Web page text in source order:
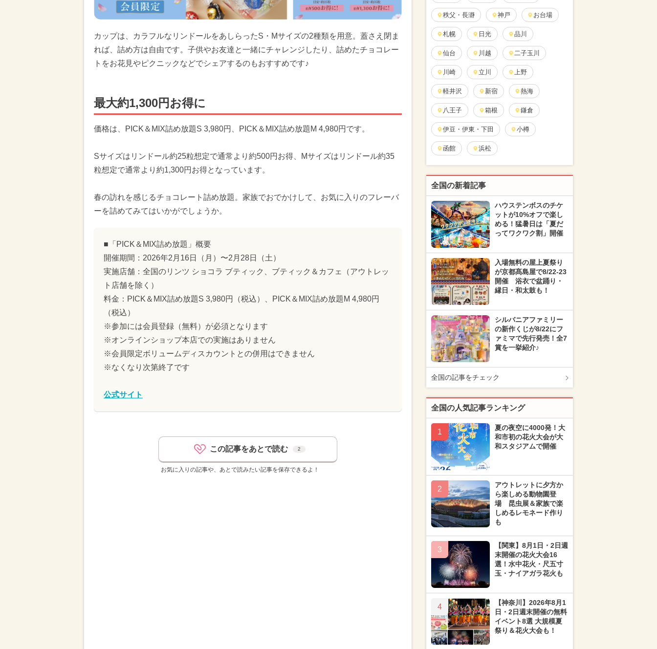
カップは、カラフルなリンドールをあしらったS・Mサイズの2種類を用意。蓋さえ閉ま
れば、詰め方は自由です。子供やお友達と一緒にチャレンジしたり、詰めたチョコレー
トをお花見やピクニックなどでシェアするのもおすすめです♪
最大約1,300円お得に
価格は、PICK＆MIX詰め放題S 3,980円、PICK＆MIX詰め放題M 4,980円です。
Sサイズはリンドール約25粒想定で通常より約500円お得、Mサイズはリンドール約35
粒想定で通常より約1,300円お得となっています。
春の訪れを感じるチョコレート詰め放題。家族でおでかけして、お気に入りのフレーバ
ーを詰めてみてはいかがでしょうか。
■「PICK＆MIX詰め放題」概要
開催期間：2026年2月16日（月）〜2月28日（土）
実施店舗：全国のリンツ ショコラ ブティック、ブティック＆カフェ（アウトレッ
ト店舗を除く）
料金：PICK＆MIX詰め放題S 3,980円（税込）、PICK＆MIX詰め放題M 4,980円
（税込）
※参加には会員登録（無料）が必須となります
※オンラインショップ本店での実施はありません
※会員限定ボリュームディスカウントとの併用はできません
※なくなり次第終了です
公式サイト
この記事をあとで読む 2
お気に入りの記事や、あとで読みたい記事を保存できるよ！
秩父・長瀞 神戸 お台場
札幌 日光 品川
仙台 川越 二子玉川
川崎 立川 上野
軽井沢 新宿 熱海
八王子 箱根 鎌倉
伊豆・伊東・下田 小樽
函館 浜松
全国の新着記事
ハウステンボスのチケ
ットが10%オフで楽し
める！猛暑日は「夏だ
ってワクワク割」開催
入場無料の屋上夏祭り
が京都髙島屋で8/22-23
開催 浴衣で盆踊り・
縁日・和太鼓も！
シルバニアファミリー
の新作くじが8/22にフ
ァミマで先行発売！全7
賞を一挙紹介♪
全国の記事をチェック
全国の人気記事ランキング
1
夏の夜空に4000発！大
和市初の花火大会が大
和スタジアムで開催
2
アウトレットに夕方か
ら楽しめる動物園登
場 昆虫展＆家族で楽
しめるレモネード作り
も
3
【関東】8月1日・2日週
末開催の花火大会16
選！水中花火・尺五寸
玉・ナイアガラ花火も
4
【神奈川】2026年8月1
日・2日週末開催の無料
イベント8選 大規模夏
祭り＆花火大会も！